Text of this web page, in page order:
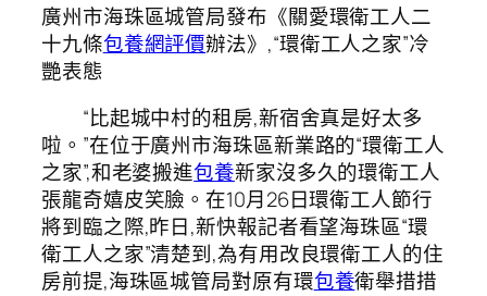
廣州市海珠區城管局發布《關愛環衛工人二
十九條包養網評價辦法》,“環衛工人之家”冷
艷表態
“比起城中村的租房,新宿舍真是好太多
啦。”在位于廣州市海珠區新業路的“環衛工人
之家”,和老婆搬進包養新家沒多久的環衛工人
張龍奇嬉皮笑臉。在10月26日環衛工人節行
將到臨之際,昨日,新快報記者看望海珠區“環
衛工人之家”清楚到,為有用改良環衛工人的住
房前提,海珠區城管局對原有環包養衛舉措措